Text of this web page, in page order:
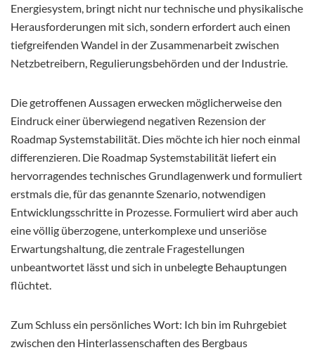
Energiesystem, bringt nicht nur technische und physikalische
Herausforderungen mit sich, sondern erfordert auch einen
tiefgreifenden Wandel in der Zusammenarbeit zwischen
Netzbetreibern, Regulierungsbehörden und der Industrie.
Die getroffenen Aussagen erwecken möglicherweise den
Eindruck einer überwiegend negativen Rezension der
Roadmap Systemstabilität. Dies möchte ich hier noch einmal
differenzieren. Die Roadmap Systemstabilität liefert ein
hervorragendes technisches Grundlagenwerk und formuliert
erstmals die, für das genannte Szenario, notwendigen
Entwicklungsschritte in Prozesse. Formuliert wird aber auch
eine völlig überzogene, unterkomplexe und unseriöse
Erwartungshaltung, die zentrale Fragestellungen
unbeantwortet lässt und sich in unbelegte Behauptungen
flüchtet.
Zum Schluss ein persönliches Wort: Ich bin im Ruhrgebiet
zwischen den Hinterlassenschaften des Bergbaus